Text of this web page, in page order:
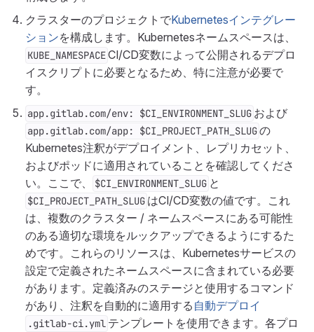
クラスターのプロジェクトでKubernetesインテグレー
ションを構成します。Kubernetesネームスペースは、
KUBE_NAMESPACECI/CD変数によって公開されるデプロ
イスクリプトに必要となるため、特に注意が必要で
す。
app.gitlab.com/env: $CI_ENVIRONMENT_SLUG および
app.gitlab.com/app: $CI_PROJECT_PATH_SLUGの
Kubernetes注釈がデプロイメント、レプリカセット、
およびポッドに適用されていることを確認してくださ
い。ここで、
$CI_ENVIRONMENT_SLUG と
$CI_PROJECT_PATH_SLUG はCI/CD変数の値です。これ
は、複数のクラスター / ネームスペースにある可能性
のある適切な環境をルックアップできるようにするた
めです。これらのリソースは、Kubernetesサービスの
設定で定義されたネームスペースに含まれている必要
があります。定義済みのステージと使用するコマンド
があり、注釈を自動的に適用する 自動デプロイ
.gitlab-ci.yml テンプレートを使用できます。各プロ